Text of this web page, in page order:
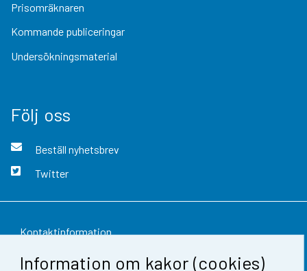
Information om kakor (cookies)
Prisomräknaren
Kommande publiceringar
Undersökningsmaterial
Följ oss
Beställ nyhetsbrev
Twitter
Kontaktinformation
Respons